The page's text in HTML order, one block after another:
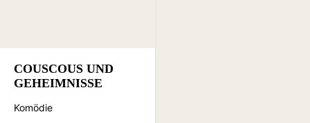
COUSCOUS UND
GEHEIMNISSE
Komödie